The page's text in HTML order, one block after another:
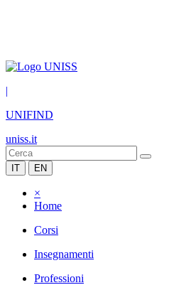
|
UNIFIND
uniss.it
IT EN
×
Home
Corsi
Insegnamenti
Professioni